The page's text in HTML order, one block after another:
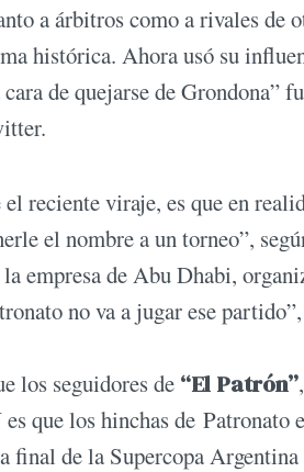
a árbitros como a rivales de
histórica. Ahora usó su
de quejarse de Grondona”
reciente viraje, es que en
el nombre a un torneo”,
empresa de Abu Dhabi,
no va a jugar ese
los seguidores de “El Patrón”
que los hinchas de Patronato
de la Supercopa